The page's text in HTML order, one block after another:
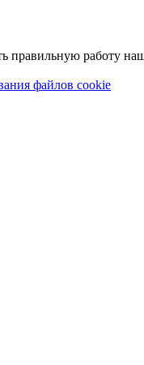
работу
файлов cookie